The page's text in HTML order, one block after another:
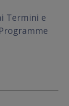
Termini e